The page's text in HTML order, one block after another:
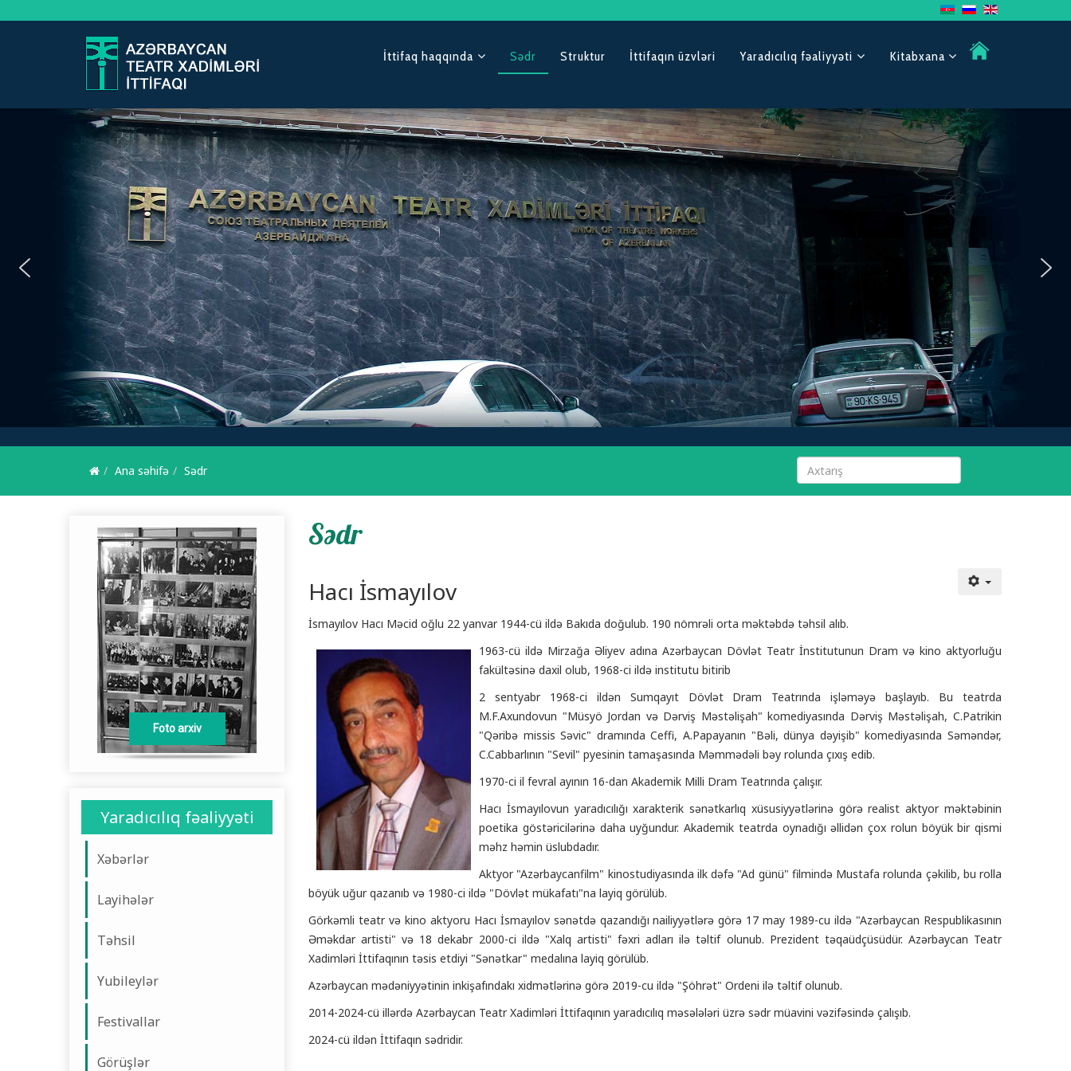
İttifaq haqqında Sədr Struktur İttifaqın üzvləri Yaradıcılıq fəaliyyəti Kitabxana
Ana səhifə Sədr
Foto arxiv
Yaradıcılıq fəaliyyəti
Xəbərlər
Layihələr
Təhsil
Yubileylər
Festivallar
Görüşlər
Sədr
Hacı İsmayılov
İsmayılov Hacı Məcid oğlu 22 yanvar 1944-cü ildə Bakıda doğulub. 190 nömrəli orta məktəbdə təhsil alıb.
1963-cü ildə Mirzağa Əliyev adına Azərbaycan Dövlət Teatr İnstitutunun Dram və kino aktyorluğu
fakültəsinə daxil olub, 1968-ci ildə institutu bitirib
2 sentyabr 1968-ci ildən Sumqayıt Dövlət Dram Teatrında işləməyə başlayıb. Bu teatrda
M.F.Axundovun "Müsyö Jordan və Dərviş Məstəlişah" komediyasında Dərviş Məstəlişah, C.Patrikin
"Qəribə missis Səvic" dramında Ceffi, A.Papayanın "Bəli, dünya dəyişib" komediyasında Səməndər,
C.Cabbarlının "Sevil" pyesinin tamaşasında Məmmədəli bəy rolunda çıxış edib.
1970-ci il fevral ayının 16-dan Akademik Milli Dram Teatrında çalışır.
Hacı İsmayılovun yaradıcılığı xarakterik sənətkarlıq xüsusiyyətlərinə görə realist aktyor məktəbinin
poetika göstəricilərinə daha uyğundur. Akademik teatrda oynadığı əllidən çox rolun böyük bir qismi
məhz həmin üslubdadır.
Aktyor "Azərbaycanfilm" kinostudiyasında ilk dəfə "Ad günü" filmində Mustafa rolunda çəkilib, bu rolla
böyük uğur qazanıb və 1980-ci ildə "Dövlət mükafatı"na layiq görülüb.
Görkəmli teatr və kino aktyoru Hacı İsmayılov sənətdə qazandığı nailiyyətlərə görə 17 may 1989-cu ildə "Azərbaycan Respublikasının
Əməkdar artisti" və 18 dekabr 2000-ci ildə "Xalq artisti" fəxri adları ilə təltif olunub. Prezident təqaüdçüsüdür. Azərbaycan Teatr
Xadimləri İttifaqının təsis etdiyi "Sənətkar" medalına layiq görülüb.
Azərbaycan mədəniyyətinin inkişafındakı xidmətlərinə görə 2019-cu ildə "Şöhrət" Ordeni ilə təltif olunub.
2014-2024-cü illərdə Azərbaycan Teatr Xadimləri İttifaqının yaradıcılıq məsələləri üzrə sədr müavini vəzifəsində çalışıb.
2024-cü ildən İttifaqın sədridir.